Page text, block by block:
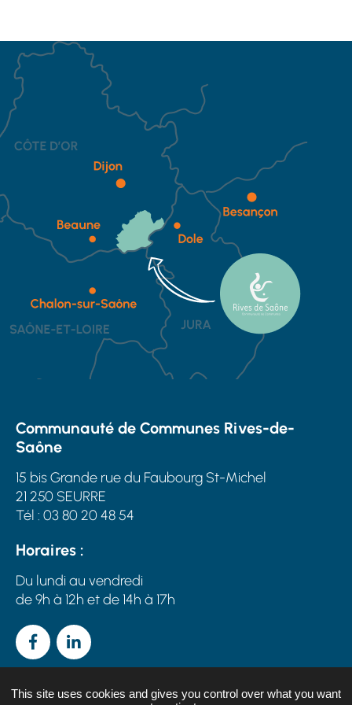
Communauté de Communes Rives-de-
Saône
15 bis Grande rue du Faubourg St-Michel
21 250 SEURRE
Tél : 03 80 20 48 54
Horaires :
Du lundi au vendredi
de 9h à 12h et de 14h à 17h
FacebookLinkedin
This site uses cookies and gives you control over what you want